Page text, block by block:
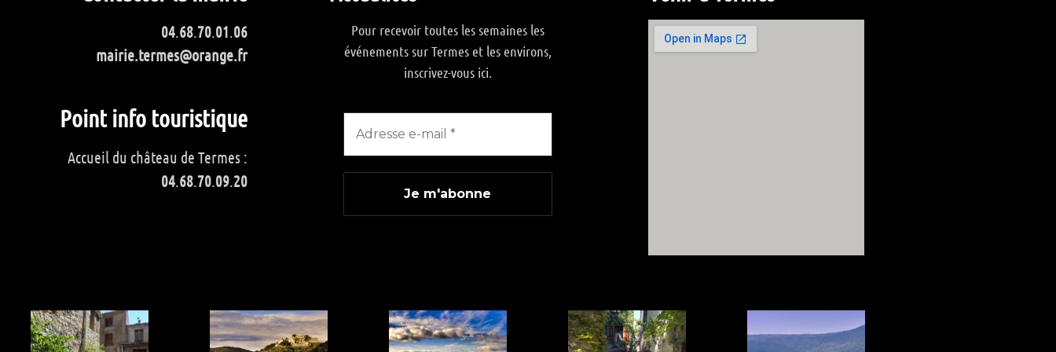
04.68.70.01.06
mairie.termes@orange.fr
Point info touristique
Accueil du château de Termes :
04.68.70.09.20
Pour recevoir toutes les semaines les
événements sur Termes et les environs,
inscrivez-vous ici.